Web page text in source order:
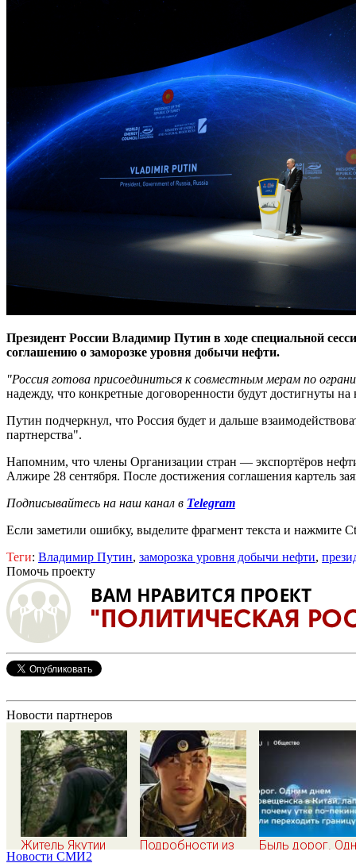
Президент России Владимир Путин в ходе специальной
соглашению о заморозке уровня добычи нефти.
"Россия готова присоединиться к совместным мерам по
надежду, что конкретные договоренности будут достигнуты
Путин подчеркнул, что Россия будет и дальше
партнерства".
Напомним, что члены Организации стран — экспортёров
Алжире 28 сентября. После достижения соглашения картель
Подписывайтесь на наш канал в Telegram
Если заметили ошибку, выделите фрагмент текста и нажмите
Теги: Владимир Путин, заморозка уровня добычи нефти,
Помочь проекту
Новости партнеров
Житель Якутии
Подробности из
Быль дорог.
Новости СМИ2